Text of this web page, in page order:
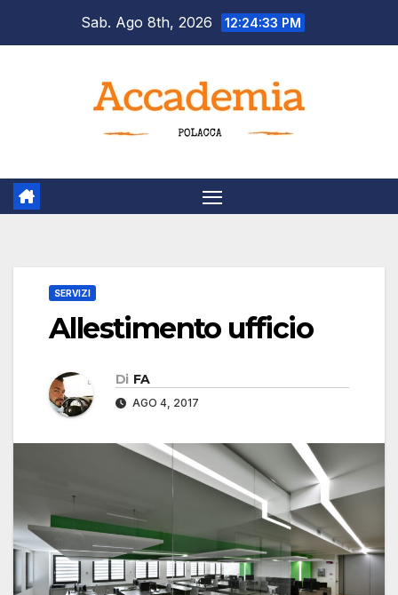
Sab. Ago 8th, 2026 12:24:34 PM
SERVIZI
Allestimento ufficio
Di FA
AGO 4, 2017